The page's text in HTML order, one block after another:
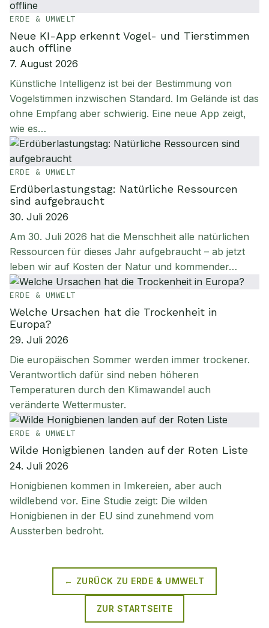
ERDE & UMWELT
Neue KI-App erkennt Vogel- und Tierstimmen
auch offline
7. August 2026
Künstliche Intelligenz ist bei der Bestimmung von
Vogelstimmen inzwischen Standard. Im Gelände ist das
ohne Empfang aber schwierig. Eine neue App zeigt,
wie es…
ERDE & UMWELT
Erdüberlastungstag: Natürliche Ressourcen
sind aufgebraucht
30. Juli 2026
Am 30. Juli 2026 hat die Menschheit alle natürlichen
Ressourcen für dieses Jahr aufgebraucht – ab jetzt
leben wir auf Kosten der Natur und kommender…
ERDE & UMWELT
Welche Ursachen hat die Trockenheit in
Europa?
29. Juli 2026
Die europäischen Sommer werden immer trockener.
Verantwortlich dafür sind neben höheren
Temperaturen durch den Klimawandel auch
veränderte Wettermuster.
ERDE & UMWELT
Wilde Honigbienen landen auf der Roten Liste
24. Juli 2026
Honigbienen kommen in Imkereien, aber auch
wildlebend vor. Eine Studie zeigt: Die wilden
Honigbienen in der EU sind zunehmend vom
Aussterben bedroht.
← ZURÜCK ZU ERDE & UMWELT
ZUR STARTSEITE